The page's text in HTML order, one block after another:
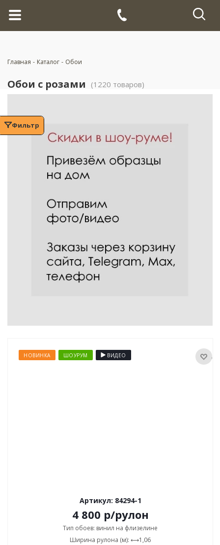
Главная - Каталог - Обои
Обои с розами (1220 товаров)
Фильтр
НОВИНКА ШОУРУМ ВИДЕО
Артикул: 84294-1
4 800 р/рулон
Тип обоев: винил на флизелине
Ширина рулона (м): ⟷1,06